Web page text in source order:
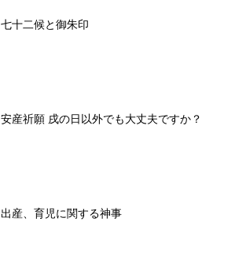
七十二候と御朱印
安産祈願 戌の日以外でも大丈夫ですか？
出産、育児に関する神事